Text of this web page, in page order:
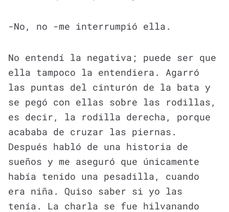
-No, no -me interrumpió ella.
No entendí la negativa; puede ser que
ella tampoco la entendiera. Agarró
las puntas del cinturón de la bata y
se pegó con ellas sobre las rodillas,
es decir, la rodilla derecha, porque
acababa de cruzar las piernas.
Después habló de una historia de
sueños y me aseguró que únicamente
había tenido una pesadilla, cuando
era niña. Quiso saber si yo las
tenía. La charla se fue hilvanando